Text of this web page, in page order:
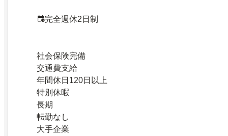
完全週休2日制
社会保険完備
交通費支給
年間休日120日以上
特別休暇
長期
転勤なし
大手企業